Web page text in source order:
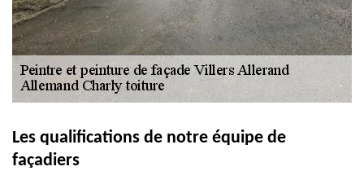
Les qualifications de notre équipe de
façadiers